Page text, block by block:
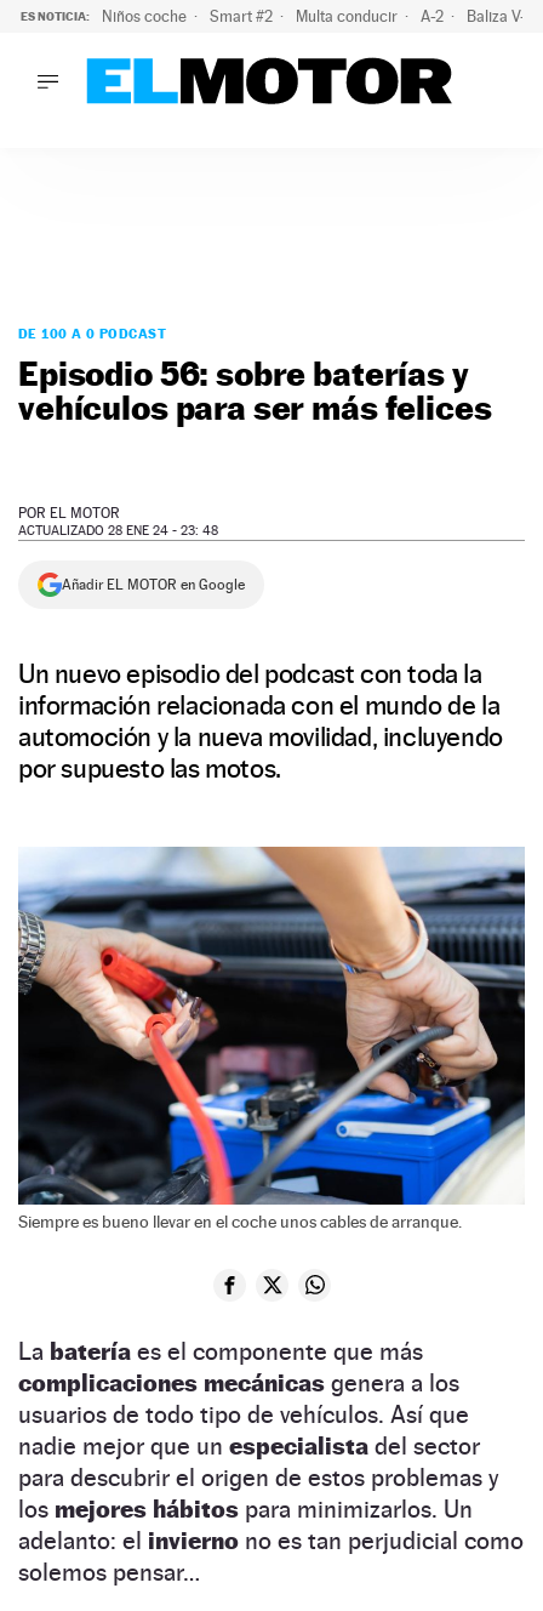
ES NOTICIA: Niños coche Smart #2 Multa conducir A-2 Baliza V-
PODCAST
MOTOS
TECNOLOGÍA
SERVICIOS
NEWSLETTER
DE 100 A 0 PODCAST
Episodio 56: sobre baterías y
vehículos para ser más felices
POR EL MOTOR
ACTUALIZADO 28 ENE 24 - 23: 48
Añadir EL MOTOR en Google
Un nuevo episodio del podcast con toda la
información relacionada con el mundo de la
automoción y la nueva movilidad, incluyendo
por supuesto las motos.
Siempre es bueno llevar en el coche unos cables de arranque.
La batería es el componente que más
complicaciones mecánicas genera a los
usuarios de todo tipo de vehículos. Así que
nadie mejor que un especialista del sector
para descubrir el origen de estos problemas y
los mejores hábitos para minimizarlos. Un
adelanto: el invierno no es tan perjudicial como
solemos pensar…